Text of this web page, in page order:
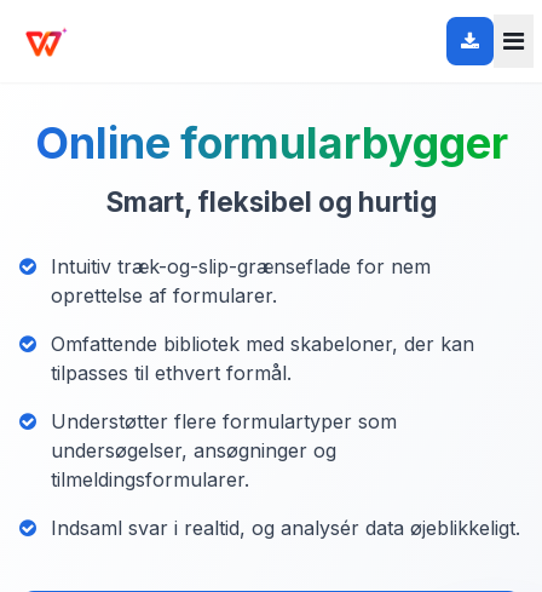
Online formularbygger
Smart, fleksibel og hurtig
Intuitiv træk-og-slip-grænseflade for nem
oprettelse af formularer.
Omfattende bibliotek med skabeloner, der kan
tilpasses til ethvert formål.
Understøtter flere formulartyper som
undersøgelser, ansøgninger og
tilmeldingsformularer.
Indsaml svar i realtid, og analysér data øjeblikkeligt.